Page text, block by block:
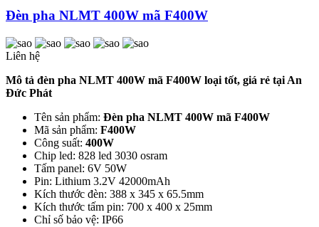
Đèn pha NLMT 400W mã F400W
Liên hệ
Mô tả đèn pha NLMT 400W mã F400W loại tốt, giá rẻ tại An
Đức Phát
Tên sản phẩm: Đèn pha NLMT 400W mã F400W
Mã sản phẩm: F400W
Công suất: 400W
Chip led: 828 led 3030 osram
Tấm panel: 6V 50W
Pin: Lithium 3.2V 42000mAh
Kích thước đèn: 388 x 345 x 65.5mm
Kích thước tấm pin: 700 x 400 x 25mm
Chỉ số bảo vệ: IP66